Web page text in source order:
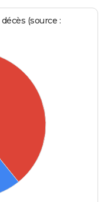
(source :